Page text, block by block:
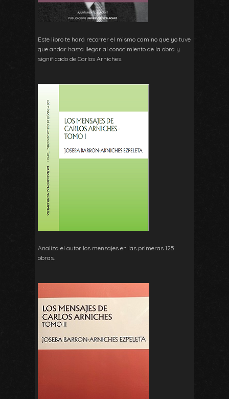
Este libro te hará recorrer el mismo camino que yo tuve
que andar hasta llegar al conocimiento de la obra y
significado de Carlos Arniches.
Analiza el autor los mensajes en las primeras 125
obras.